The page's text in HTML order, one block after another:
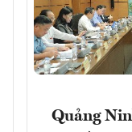
Quảng